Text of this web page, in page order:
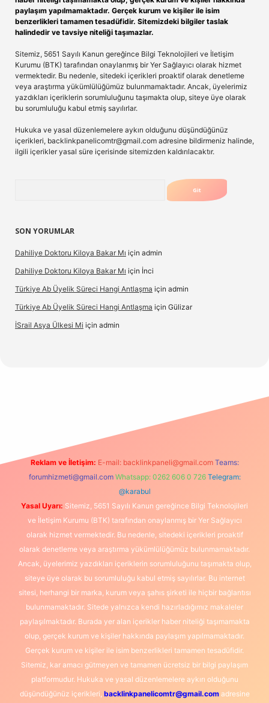
paylaşım yapılmamaktadır. Gerçek kurum ve kişiler ile isim
benzerlikleri tamamen tesadüfidir. Sitemizdeki bilgiler taslak
halindedir ve tavsiye niteliği taşımazlar.
Sitemiz, 5651 Sayılı Kanun gereğince Bilgi Teknolojileri ve İletişim
Kurumu (BTK) tarafından onaylanmış bir Yer Sağlayıcı olarak hizmet
vermektedir. Bu nedenle, sitedeki içerikleri proaktif olarak denetleme
veya araştırma yükümlülüğümüz bulunmamaktadır. Ancak, üyelerimiz
yazdıkları içeriklerin sorumluluğunu taşımakta olup, siteye üye olarak
bu sorumluluğu kabul etmiş sayılırlar.
Hukuka ve yasal düzenlemelere aykırı olduğunu düşündüğünüz
içerikleri, backlinkpanelicomtr@gmail.com adresine bildirmeniz halinde,
ilgili içerikler yasal süre içerisinde sitemizden kaldırılacaktır.
SON YORUMLAR
Dahiliye Doktoru Kiloya Bakar Mı için admin
Dahiliye Doktoru Kiloya Bakar Mı için İnci
Türkiye Ab Üyelik Süreci Hangi Antlaşma için admin
Türkiye Ab Üyelik Süreci Hangi Antlaşma için Gülizar
İSrail Asya Ülkesi Mi için admin
Reklam ve İletişim: E-mail: backlinkpaneli@gmail.com Teams:
forumhizmeti@gmail.com Whatsapp: 0262 606 0 726 Telegram:
@karabul
Yasal Uyarı: Sitemiz, 5651 Sayılı Kanun gereğince Bilgi Teknolojileri
ve İletişim Kurumu (BTK) tarafından onaylanmış bir Yer Sağlayıcı
olarak hizmet vermektedir. Bu nedenle, sitedeki içerikleri proaktif
olarak denetleme veya araştırma yükümlülüğümüz bulunmamaktadır.
Ancak, üyelerimiz yazdıkları içeriklerin sorumluluğunu taşımakta olup,
siteye üye olarak bu sorumluluğu kabul etmiş sayılırlar. Bu internet
sitesi, herhangi bir marka, kurum veya şahıs şirketi ile hiçbir bağlantısı
bulunmamaktadır. Sitede yalnızca kendi hazırladığımız makaleler
paylaşılmaktadır. Burada yer alan içerikler haber niteliği taşımamakta
olup, gerçek kurum ve kişiler hakkında paylaşım yapılmamaktadır.
Gerçek kurum ve kişiler ile isim benzerlikleri tamamen tesadüfidir.
Sitemiz, kar amacı gütmeyen ve tamamen ücretsiz bir bilgi paylaşım
platformudur. Hukuka ve yasal düzenlemelere aykırı olduğunu
düşündüğünüz içerikleri, backlinkpanelicomtr@gmail.comadresine